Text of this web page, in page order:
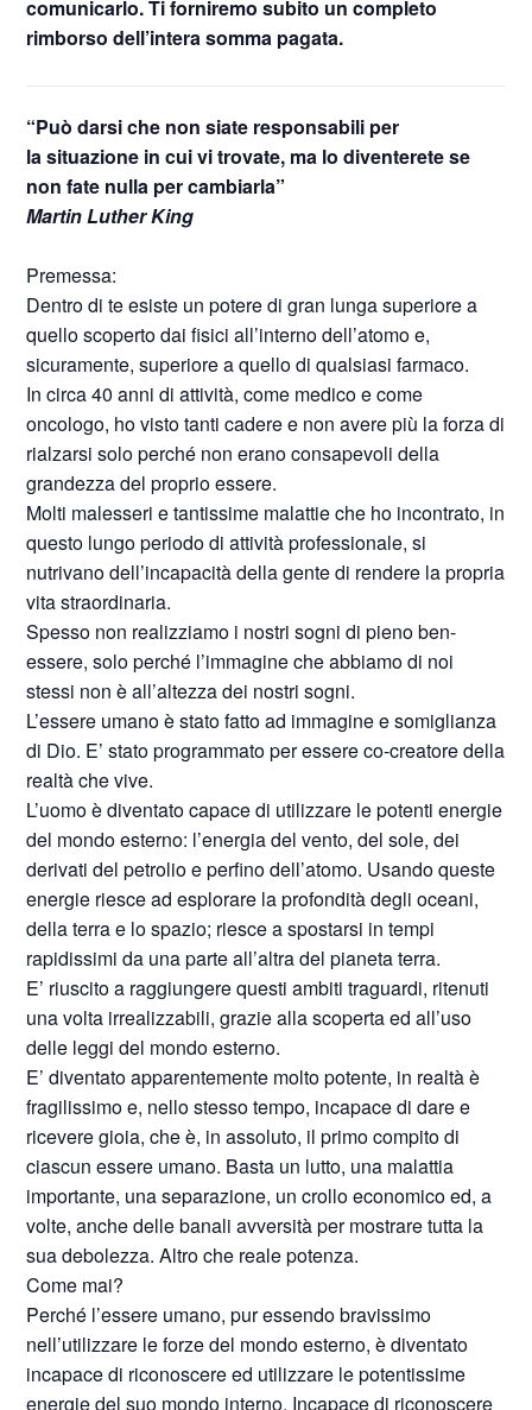
comunicarlo. Ti forniremo subito un completo
rimborso dell’intera somma pagata.
“Può darsi che non siate responsabili per
la situazione in cui vi trovate, ma lo diventerete se
non fate nulla per cambiarla”
Martin Luther King
Premessa:
Dentro di te esiste un potere di gran lunga superiore a
quello scoperto dai fisici all’interno dell’atomo e,
sicuramente, superiore a quello di qualsiasi farmaco.
In circa 40 anni di attività, come medico e come
oncologo, ho visto tanti cadere e non avere più la forza di
rialzarsi solo perché non erano consapevoli della
grandezza del proprio essere.
Molti malesseri e tantissime malattie che ho incontrato, in
questo lungo periodo di attività professionale, si
nutrivano dell’incapacità della gente di rendere la propria
vita straordinaria.
Spesso non realizziamo i nostri sogni di pieno ben-
essere, solo perché l’immagine che abbiamo di noi
stessi non è all’altezza dei nostri sogni.
L’essere umano è stato fatto ad immagine e somiglianza
di Dio. E’ stato programmato per essere co-creatore della
realtà che vive.
L’uomo è diventato capace di utilizzare le potenti energie
del mondo esterno: l’energia del vento, del sole, dei
derivati del petrolio e perfino dell’atomo. Usando queste
energie riesce ad esplorare la profondità degli oceani,
della terra e lo spazio; riesce a spostarsi in tempi
rapidissimi da una parte all’altra del pianeta terra.
E’ riuscito a raggiungere questi ambiti traguardi, ritenuti
una volta irrealizzabili, grazie alla scoperta ed all’uso
delle leggi del mondo esterno.
E’ diventato apparentemente molto potente, in realtà è
fragilissimo e, nello stesso tempo, incapace di dare e
ricevere gioia, che è, in assoluto, il primo compito di
ciascun essere umano. Basta un lutto, una malattia
importante, una separazione, un crollo economico ed, a
volte, anche delle banali avversità per mostrare tutta la
sua debolezza. Altro che reale potenza.
Come mai?
Perché l’essere umano, pur essendo bravissimo
nell’utilizzare le forze del mondo esterno, è diventato
incapace di riconoscere ed utilizzare le potentissime
energie del suo mondo interno. Incapace di riconoscere